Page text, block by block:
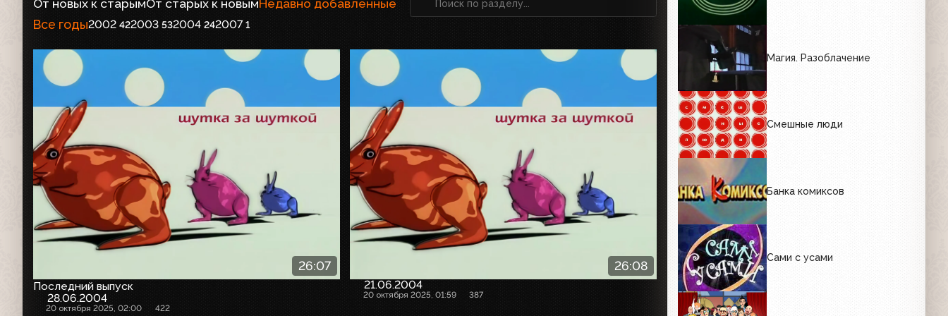
От новых к старымОт старых к новымНедавно добавленные
Все годы2002 422003 532004 242007 1
26:07
Последний выпуск
28.06.2004
20 октября 2025, 02:00 422
26:08
21.06.2004
20 октября 2025, 01:59 387
Магия. Разоблачение
Смешные люди
Банка комиксов
Сами с усами